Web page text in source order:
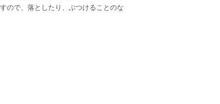
ので、落としたり、ぶつけることのな